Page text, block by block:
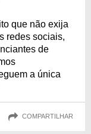
que não exija
redes sociais,
de
a única
COMPARTILHAR